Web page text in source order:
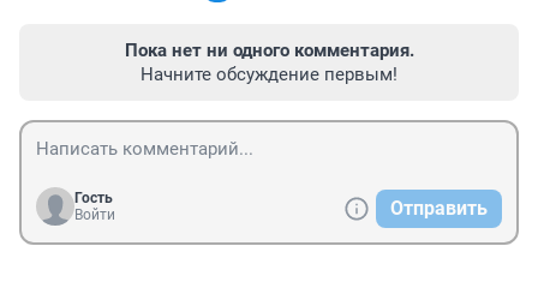
Пока нет ни одного комментария.
Начните обсуждение первым!
Гость
Войти
Отправить